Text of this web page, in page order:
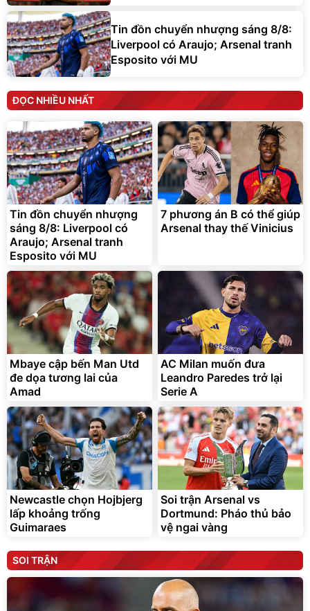
Tin đồn chuyển nhượng sáng 8/8:
Liverpool có Araujo; Arsenal tranh
Esposito với MU
ĐỌC NHIỀU NHẤT
Tin đồn chuyển nhượng
sáng 8/8: Liverpool có
Araujo; Arsenal tranh
Esposito với MU
7 phương án B có thể giúp
Arsenal thay thế Vinicius
Mbaye cập bến Man Utd
đe dọa tương lai của
Amad
AC Milan muốn đưa
Leandro Paredes trở lại
Serie A
Newcastle chọn Hojbjerg
lấp khoảng trống
Guimaraes
Soi trận Arsenal vs
Dortmund: Pháo thủ bảo
vệ ngai vàng
SOI TRẬN